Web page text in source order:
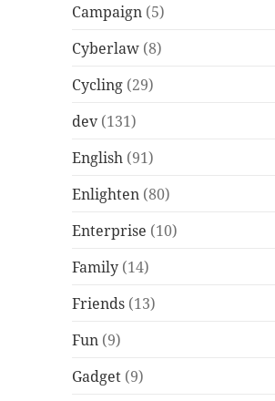
Campaign (5)
Cyberlaw (8)
Cycling (29)
dev(131)
English (91)
Enlighten (80)
Enterprise (10)
Family (14)
Friends (13)
Fun (9)
Gadget (9)